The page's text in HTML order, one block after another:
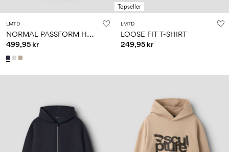
LMTD
N
ORMAL PASSFORM HOODIE
499,95 kr
Topseller
LMTD
LOOSE FIT T-SHIRT
249,95 kr